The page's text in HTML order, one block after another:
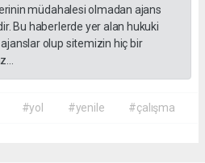
müdahalesi olmadan ajans
Bu haberlerde yer alan hukuki
olup sitemizin hiç bir
#yol #yenile #çalışma